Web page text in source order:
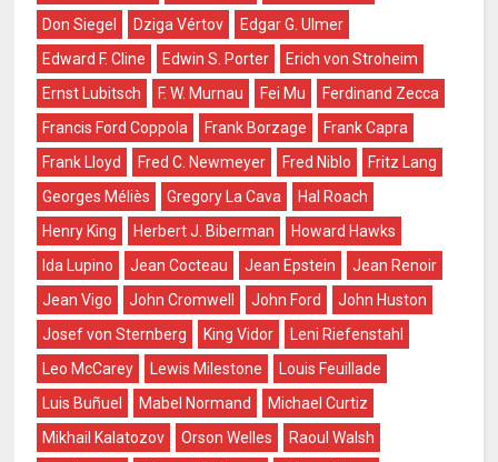
Don Siegel
Dziga Vértov
Edgar G. Ulmer
Edward F. Cline
Edwin S. Porter
Erich von Stroheim
Ernst Lubitsch
F. W. Murnau Fei Mu
Ferdinand Zecca
Francis Ford Coppola
Frank Borzage
Frank Capra
Frank Lloyd
Fred C. Newmeyer Fred Niblo
Fritz Lang
Georges Méliès
Gregory La Cava
Hal Roach
Henry King
Herbert J. Biberman
Howard Hawks
Ida Lupino
Jean Cocteau Jean Epstein
Jean Renoir
Jean Vigo
John Cromwell John Ford
John Huston
Josef von Sternberg
King Vidor
Leni Riefenstahl
Leo McCarey
Lewis Milestone
Louis Feuillade
Luis Buñuel
Mabel Normand
Michael Curtiz
Mikhail Kalatozov
Orson Welles
Raoul Walsh